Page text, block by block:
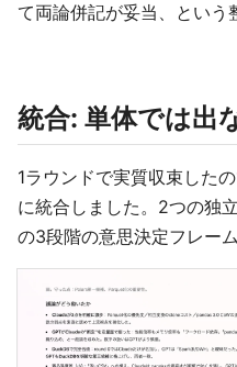
て両論併記が妥当、という
統合: 単体では出
1ラウンドで実質収束した
に統合しました。2つの独
の3段階の意思決定フレー